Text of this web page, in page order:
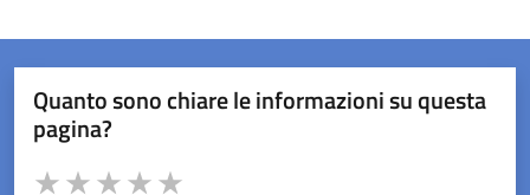
Quanto sono chiare le informazioni su questa
pagina?
Valuta da 1 a 5 stelle la pagina